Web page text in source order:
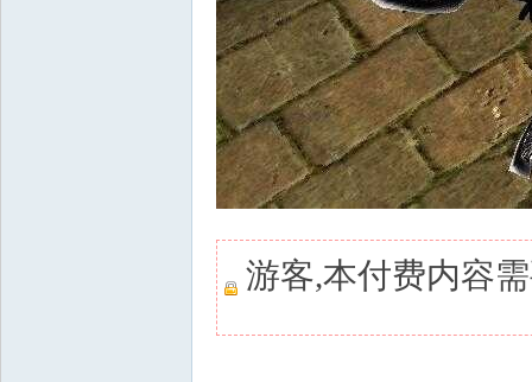
游客,本付费内容